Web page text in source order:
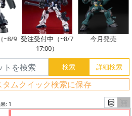
~8/9 受注受付中（~8/7
17:00）
今月発売
ムクイック検索に保存
: 1